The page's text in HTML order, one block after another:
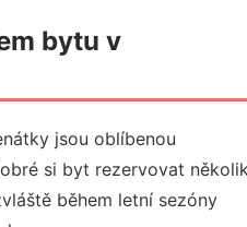
bytu v
jsou oblíbenou
si byt rezervovat
během letní sezóny